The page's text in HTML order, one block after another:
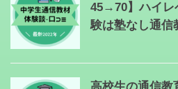
45→70】ハイレ
験は塾なし通信